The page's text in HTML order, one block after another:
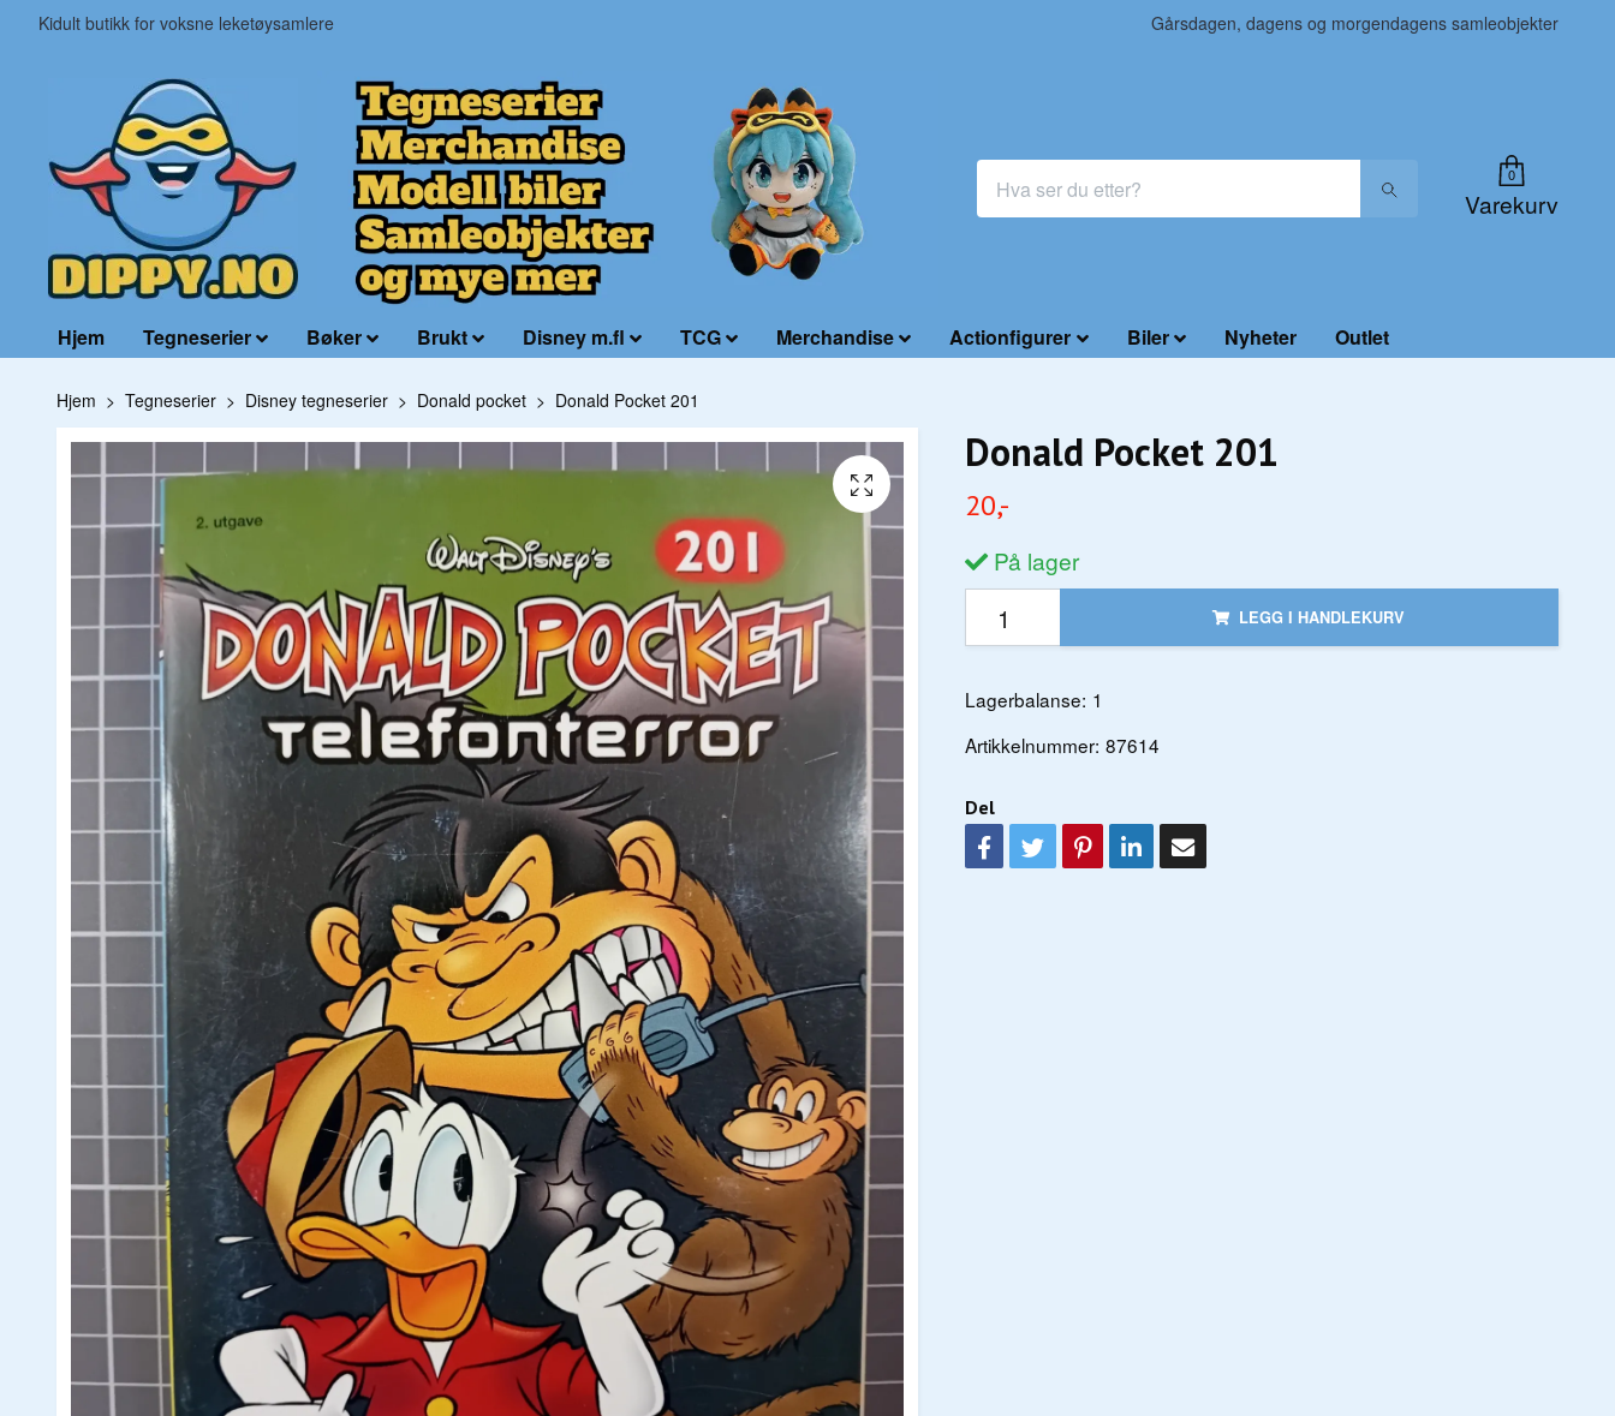
Kidult butikk for voksne leketøysamlere Gårsdagen, dagens og morgendagens samleobjekter
0
Varekurv
Hjem Tegneserier Bøker Brukt Disney m.fl TCG Merchandise Actionfigurer Biler Nyheter Outlet
Hjem Tegneserier Disney tegneserier Donald pocket Donald Pocket 201
Donald Pocket 201
20,-
På lager
LEGG I HANDLEKURV
Lagerbalanse: 1
Artikkelnummer: 87614
Del